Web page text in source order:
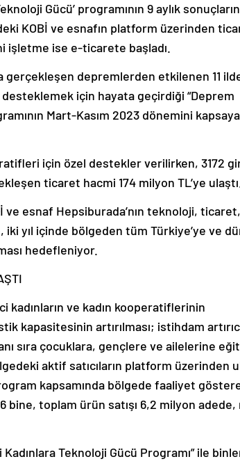
Gücü’ programının 9 aylık
KOBİ ve esnafın platform üzerinden
işletme ise e-ticarete başladı.
gerçekleşen depremlerden etkilenen 11
desteklemek için hayata geçirdiği “Deprem
Mart-Kasım 2023 dönemini
için özel destekler verilirken, 3172
ticaret hacmi 174 milyon TL’ye ulaştı.
ve esnaf Hepsiburada’nın teknoloji,
yıl içinde bölgeden tüm Türkiye’ye ve
hedefleniyor.
ve kadın kooperatiflerinin
kapasitesinin artırılması; istihdam
sıra çocuklara, gençlere ve ailelerine
aktif satıcıların platform üzerinden
kapsamında bölgede faaliyet
bine, toplam ürün satışı 6,2 milyon
Teknoloji Gücü Programı” ile